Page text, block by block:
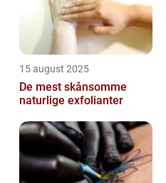
15 august 2025
De mest skånsomme
naturlige exfolianter